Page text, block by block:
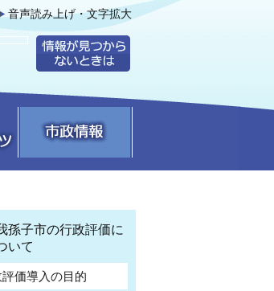
音声読み上げ・文字拡大
孫子市の行政評価に
いて
価導入の目的